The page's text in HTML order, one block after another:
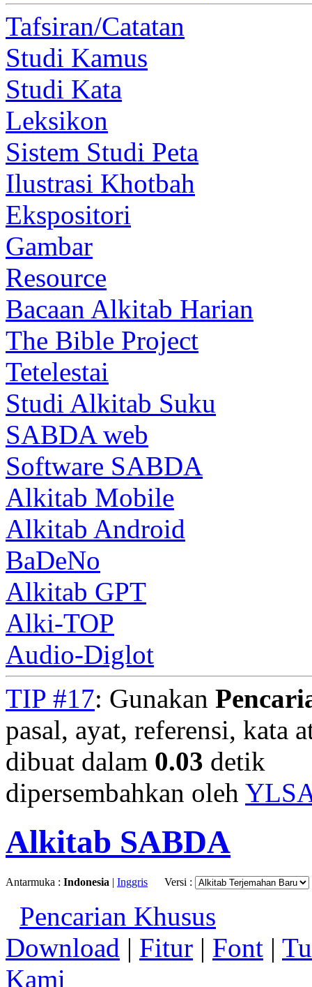
Tafsiran/Catatan
Studi Kamus
Studi Kata
Leksikon
Sistem Studi Peta
Ilustrasi Khotbah
Ekspositori
Gambar
Resource
Bacaan Alkitab Harian
The Bible Project
Tetelestai
Studi Alkitab Suku
SABDA web
Software SABDA
Alkitab Mobile
Alkitab Android
BaDeNo
Alkitab GPT
Alki-TOP
Audio-Diglot
TIP #17: Gunakan
pasal, ayat, referensi, kata
dibuat dalam 0.03 detik
dipersembahkan oleh
Alkitab SABDA
Antarmuka : Indonesia | Inggris Versi :
Pencarian Khusus
Download | Fitur | Font |
Kami